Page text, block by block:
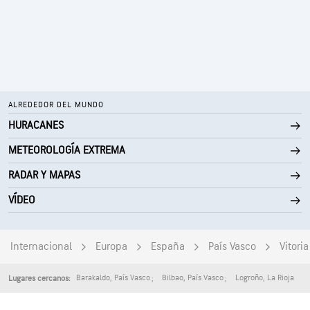
ALREDEDOR DEL MUNDO
HURACANES
METEOROLOGÍA EXTREMA
RADAR Y MAPAS
VÍDEO
Internacional Europa España País Vasco Vitoria
Lugares cercanos: Barakaldo, País Vasco Bilbao, País Vasco Logroño, La Rioja